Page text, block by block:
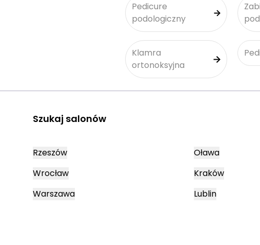
Pedicure
podologiczny
Klamra
ortonoksyjna
Szukaj salonów
Rzeszów
Wrocław
Warszawa
Oława
Kraków
Lublin